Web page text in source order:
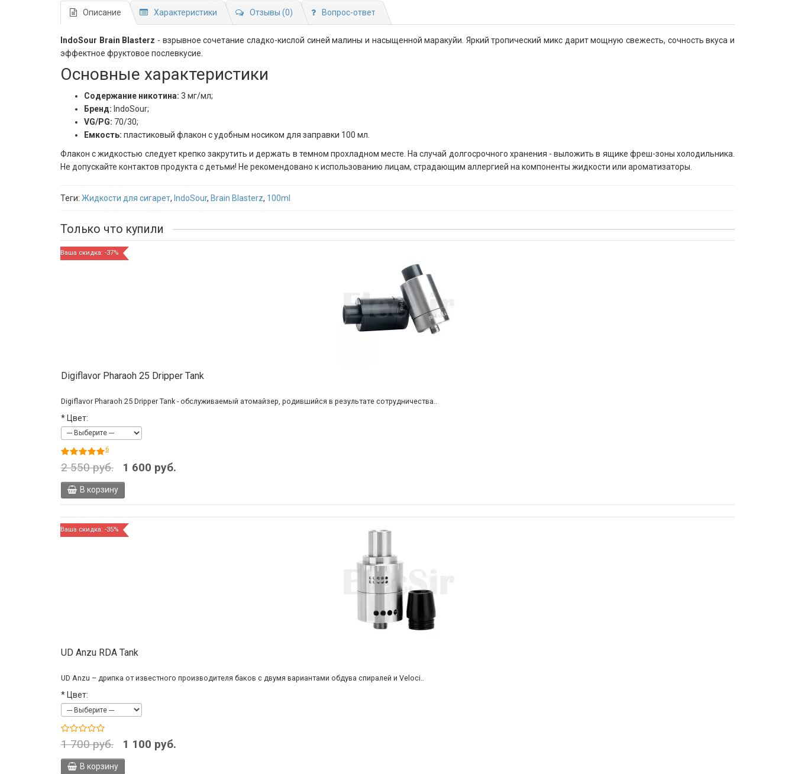
Описание Характеристики Отзывы (0) Вопрос-ответ
IndoSour Brain Blasterz - взрывное сочетание сладко-кислой синей малины и насыщенной маракуйи. Яркий тропический микс дарит мощную свежесть, сочность вкуса и
эффектное фруктовое послевкусие.
Основные характеристики
Содержание никотина: 3 мг/мл;
Бренд: IndoSour;
VG/PG: 70/30;
Емкость: пластиковый флакон с удобным носиком для заправки 100 мл.
Флакон с жидкостью следует крепко закрутить и держать в темном прохладном месте. На случай долгосрочного хранения - выложить в ящике фреш-зоны холодильника.
Не допускайте контактов продукта с детьми! Не рекомендовано к использованию лицам, страдающим аллергией на компоненты жидкости или ароматизаторы.
Теги: Жидкости для сигарет, IndoSour, Brain Blasterz, 100ml
Только что купили
Ваша скидка: -37%
Digiflavor Pharaoh 25 Dripper Tank
Digiflavor Pharaoh 25 Dripper Tank - обслуживаемый атомайзер, родившийся в результате сотрудничества..
* Цвет:
6
2 550 руб. 1 600 руб.
В корзину
Ваша скидка: -35%
UD Anzu RDA Tank
UD Anzu – дрипка от известного производителя баков с двумя вариантами обдува спиралей и Veloci..
* Цвет:
1 700 руб. 1 100 руб.
В корзину